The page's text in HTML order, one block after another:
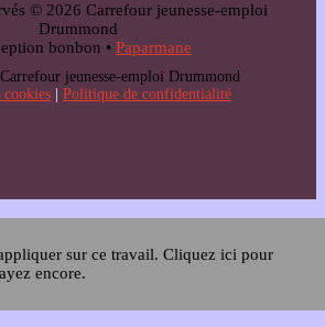
© 2026 Carrefour jeunesse-emploi
Drummond
bonbon • Paparmane
jeunesse-emploi Drummond
Politique de confidentialité
sur ce travail. Cliquez ici pour
encore.